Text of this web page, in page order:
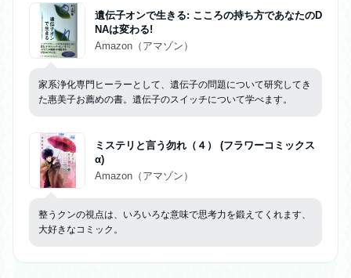
遺伝子オンで生きる: こころの持ち方であなたのD
NAは変わる!
Amazon（アマゾン）
家系浄化専門ヒーラーとして、遺伝子の問題について研究してき
た惠美子お薦めの書。遺伝子のスイッチについて学べます。
ミステリと言う勿れ（４） (フラワーコミックス
α)
Amazon（アマゾン）
整うクンの視点は、いろいろな意味で思考力を鍛えてくれます、
大好きなコミック。